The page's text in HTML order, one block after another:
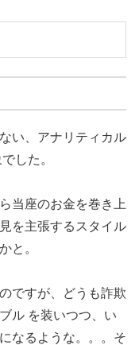
い、アナリティカル
した。
当座のお金を巻き上
を主張するスタイル
と。
ですが、どうも詐欺
ル を装いつつ、い
なるような。。。そ